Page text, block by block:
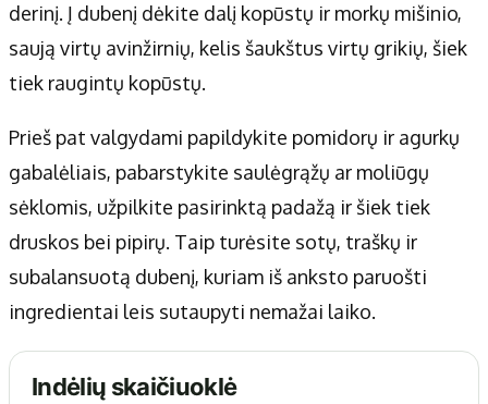
derinį. Į dubenį dėkite dalį kopūstų ir morkų mišinio,
saują virtų avinžirnių, kelis šaukštus virtų grikių, šiek
tiek raugintų kopūstų.
Prieš pat valgydami papildykite pomidorų ir agurkų
gabalėliais, pabarstykite saulėgrąžų ar moliūgų
sėklomis, užpilkite pasirinktą padažą ir šiek tiek
druskos bei pipirų. Taip turėsite sotų, traškų ir
subalansuotą dubenį, kuriam iš anksto paruošti
ingredientai leis sutaupyti nemažai laiko.